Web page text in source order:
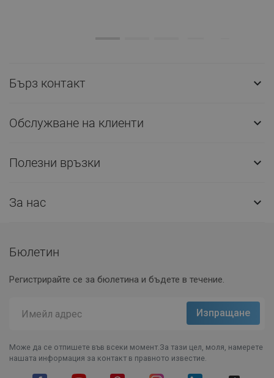
Бърз контакт 
Обслужване на клиенти 
Полезни връзки 
За нас 
Бюлетин
Регистрирайте се за бюлетина и бъдете в течение.
Може да се отпишете във всеки момент.За тази цел, моля, намерете
нашата информация за контакт в правното известие.